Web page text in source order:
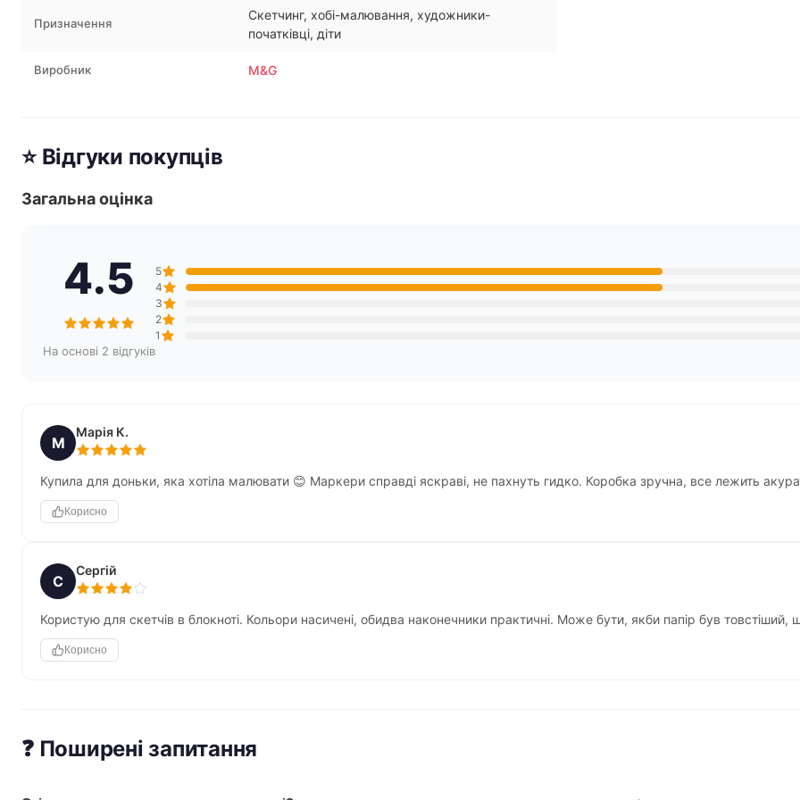
Призначення
Скетчинг, хобі-малювання, художники-
початківці, діти
Виробник M&G
⭐ Відгуки покупців
Загальна оцінка
4.5
На основі 2 відгуків
5
4
3
2
1
М
Марія К.
Купила для доньки, яка хотіла малювати 😊 Маркери справді яскраві, не пахнуть гидко. Коробка зручна, все лежить
Корисно
С
Сергій
Користую для скетчів в блокноті. Кольори насичені, обидва наконечники практичні. Може бути, якби папір був товстіший,
Корисно
❓ Поширені запитання